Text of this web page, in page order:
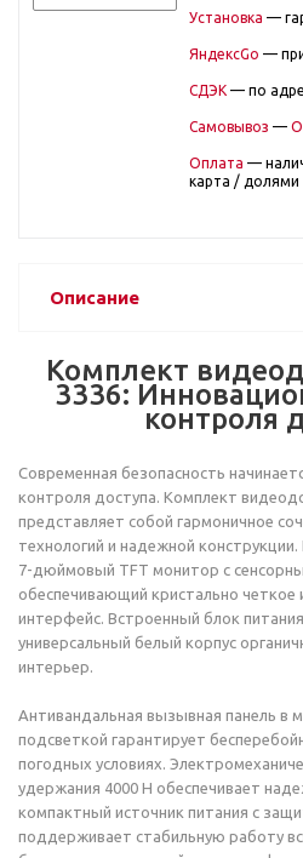
Установка —
ЯндексGo —
СДЭК — по
Самовывоз —
Оплата —
карта / долями
Описание
Комплект
3336:
контроля
Современная безопасность
контроля доступа. Комплект
представляет собой гармоничное
технологий и надежной
7-дюймовый TFT монитор с
обеспечивающий кристально четкое
интерфейс. Встроенный блок
универсальный белый корпус
интерьер.
Антивандальная вызывная панель в
подсветкой гарантирует
погодных условиях.
удержания 4000 Н обеспечивает
компактный источник питания с
поддерживает стабильную работу